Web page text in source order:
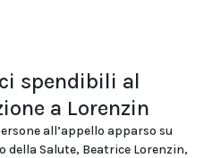
spendibili al
a Lorenzin
all’appello apparso su
della Salute, Beatrice Lorenzin,